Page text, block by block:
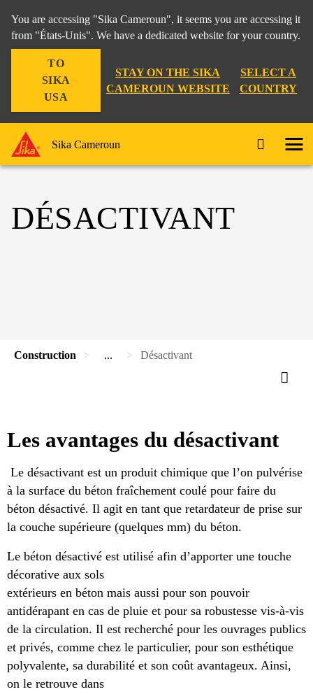
You are accessing "Sika Cameroun", it seems you are accessing it
from "États-Unis". We have a dedicated website for your country.
TO
SIKA
USA
STAY ON THE SIKA
CAMEROUN WEBSITE
SELECT A
COUNTRY
Sika Cameroun
DÉSACTIVANT
Construction ... Désactivant
Les avantages du désactivant
Le désactivant est un produit chimique que l’on pulvérise
à la surface du béton fraîchement coulé pour faire du
béton désactivé. Il agit en tant que retardateur de prise sur
la couche supérieure (quelques mm) du béton.
Le béton désactivé est utilisé afin d’apporter une touche
décorative aux sols
extérieurs en béton mais aussi pour son pouvoir
antidérapant en cas de pluie et pour sa robustesse vis-à-vis
de la circulation. Il est recherché pour les ouvrages publics
et privés, comme chez le particulier, pour son esthétique
polyvalente, sa durabilité et son coût avantageux. Ainsi,
on le retrouve dans